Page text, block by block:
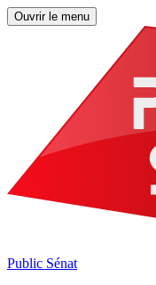
Ouvrir le menu
Public Sénat